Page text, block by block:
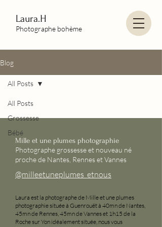
Laura.H
Photographe bohème
Blog
All Posts
Grossesse
Bébé
All Posts
Mille et une plumes photographie
Photographe grossesse et nouveau né
proche de Nantes, Rennes et Vannes
@milleetuneplumes_etnous
Laura est la photographe de Mille et une plumes
photographie située à Guenrouët à 40mn de Nantes,
45mn de Rennes, 45mn de Vannes et 1h15 de la
Roche sur Yon idéalement située, nous vous